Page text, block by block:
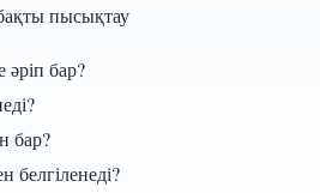
пысықтау
бар?
бар?
белгіленеді?